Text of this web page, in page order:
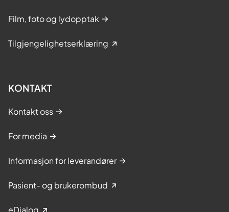
Film, foto og lydopptak
Tilgjengelighetserklæring
KONTAKT
Kontakt oss
For media
Informasjon for leverandører
Pasient- og brukerombud
eDialog